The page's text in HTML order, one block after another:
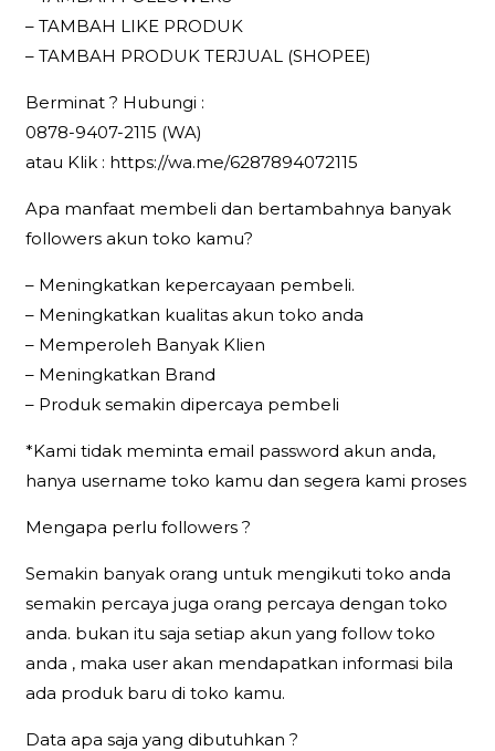
– TAMBAH LIKE PRODUK
– TAMBAH PRODUK TERJUAL (SHOPEE)
Berminat ? Hubungi :
0878-9407-2115 (WA)
atau Klik : https://wa.me/6287894072115
Apa manfaat membeli dan bertambahnya banyak
followers akun toko kamu?
– Meningkatkan kepercayaan pembeli.
– Meningkatkan kualitas akun toko anda
– Memperoleh Banyak Klien
– Meningkatkan Brand
– Produk semakin dipercaya pembeli
*Kami tidak meminta email password akun anda,
hanya username toko kamu dan segera kami proses
Mengapa perlu followers ?
Semakin banyak orang untuk mengikuti toko anda
semakin percaya juga orang percaya dengan toko
anda. bukan itu saja setiap akun yang follow toko
anda , maka user akan mendapatkan informasi bila
ada produk baru di toko kamu.
Data apa saja yang dibutuhkan ?